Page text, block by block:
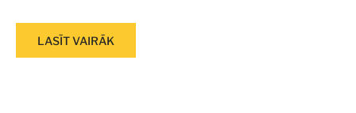
LASĪT VAIRĀK